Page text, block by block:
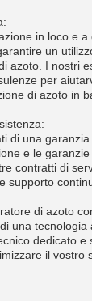
in loco e a
un
azoto. I nostri
per
di azoto in
di una
e le garanzie
contratti di
supporto
di azoto
una tecnologia
dedicato e
il vostro